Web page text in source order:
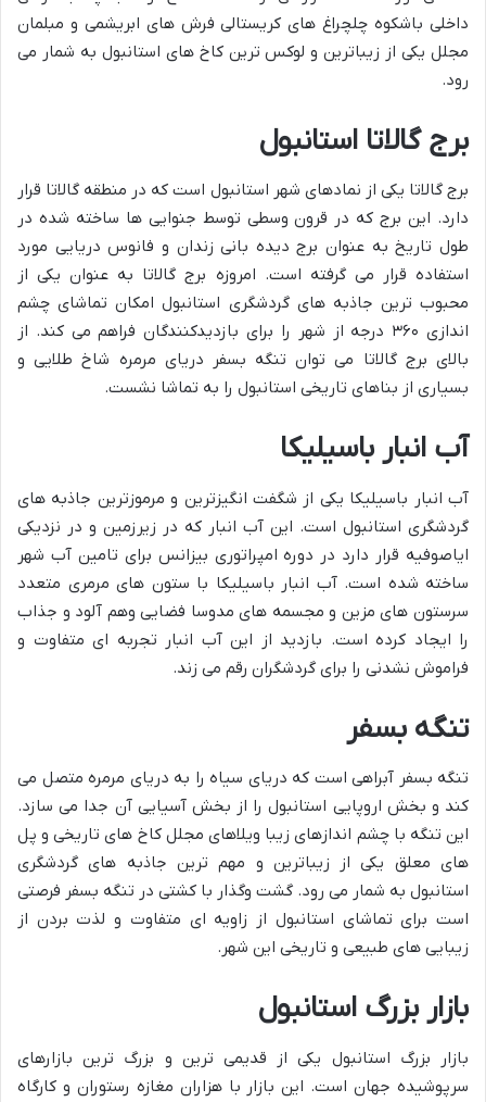
داخلی باشکوه چلچراغ های کریستالی فرش های ابریشمی و مبلمان
مجلل یکی از زیباترین و لوکس ترین کاخ های استانبول به شمار می
رود.
برج گالاتا استانبول
برج گالاتا یکی از نمادهای شهر استانبول است که در منطقه گالاتا قرار
دارد. این برج که در قرون وسطی توسط جنوایی ها ساخته شده در
طول تاریخ به عنوان برج دیده بانی زندان و فانوس دریایی مورد
استفاده قرار می گرفته است. امروزه برج گالاتا به عنوان یکی از
محبوب ترین جاذبه های گردشگری استانبول امکان تماشای چشم
اندازی ۳۶۰ درجه از شهر را برای بازدیدکنندگان فراهم می کند. از
بالای برج گالاتا می توان تنگه بسفر دریای مرمره شاخ طلایی و
بسیاری از بناهای تاریخی استانبول را به تماشا نشست.
آب انبار باسیلیکا
آب انبار باسیلیکا یکی از شگفت انگیزترین و مرموزترین جاذبه های
گردشگری استانبول است. این آب انبار که در زیرزمین و در نزدیکی
ایاصوفیه قرار دارد در دوره امپراتوری بیزانس برای تامین آب شهر
ساخته شده است. آب انبار باسیلیکا با ستون های مرمری متعدد
سرستون های مزین و مجسمه های مدوسا فضایی وهم آلود و جذاب
را ایجاد کرده است. بازدید از این آب انبار تجربه ای متفاوت و
فراموش نشدنی را برای گردشگران رقم می زند.
تنگه بسفر
تنگه بسفر آبراهی است که دریای سیاه را به دریای مرمره متصل می
کند و بخش اروپایی استانبول را از بخش آسیایی آن جدا می سازد.
این تنگه با چشم اندازهای زیبا ویلاهای مجلل کاخ های تاریخی و پل
های معلق یکی از زیباترین و مهم ترین جاذبه های گردشگری
استانبول به شمار می رود. گشت وگذار با کشتی در تنگه بسفر فرصتی
است برای تماشای استانبول از زاویه ای متفاوت و لذت بردن از
زیبایی های طبیعی و تاریخی این شهر.
بازار بزرگ استانبول
بازار بزرگ استانبول یکی از قدیمی ترین و بزرگ ترین بازارهای
سرپوشیده جهان است. این بازار با هزاران مغازه رستوران و کارگاه